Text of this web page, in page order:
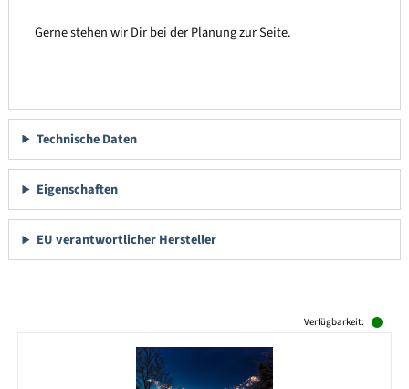
Gerne stehen wir Dir bei der Planung zur Seite.
Technische Daten
Eigenschaften
EU verantwortlicher Hersteller
Verfügbarkeit: